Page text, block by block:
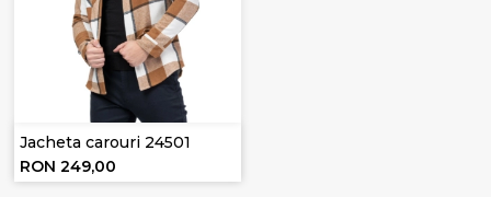
Jacheta carouri 24501
RON 249,00